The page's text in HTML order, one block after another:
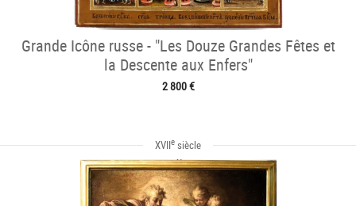
Grande Icône russe - "Les Douze Grandes Fêtes et
la Descente aux Enfers"
2 800 €
XVIIe siècle